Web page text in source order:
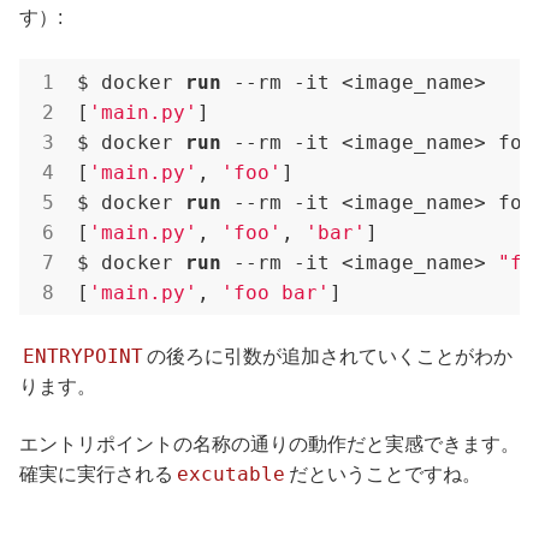
す）:
$ docker run --rm -it <image_name>
[ 'main.py' ]
$ docker
run --rm -it <image_name> foo
[ 'main.py' , 'foo' ]
$ docker
run --rm -it <image_name>
[ 'main.py' , 'foo' , 'bar' ]
$ docker
run --rm -it <image_name>
[ 'main.py' , 'foo bar' ]
ENTRYPOINTの後ろに引数が追加されていくことがわか
ります。
エントリポイントの名称の通りの動作だと実感できます。
確実に実行される excutable だということですね。